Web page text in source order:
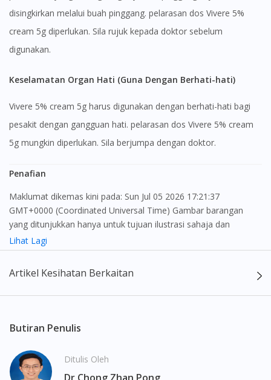
disingkirkan melalui buah pinggang. pelarasan dos Vivere 5%
cream 5g diperlukan. Sila rujuk kepada doktor sebelum
digunakan.
Keselamatan Organ Hati (Guna Dengan Berhati-hati)
Vivere 5% cream 5g harus digunakan dengan berhati-hati bagi
pesakit dengan gangguan hati. pelarasan dos Vivere 5% cream
5g mungkin diperlukan. Sila berjumpa dengan doktor.
Penafian
Maklumat dikemas kini pada: Sun Jul 05 2026 17:21:37
GMT+0000 (Coordinated Universal Time) Gambar barangan
yang ditunjukkan hanya untuk tujuan ilustrasi sahaja dan
mungkin tidak seperti produk yang sebenar
maklumat sahaja, bagi kegunaan para pengamal perubatan dan
bukan bertujuan sebagai rujukan kepada pengguna untuk
seorang pengamal perubatan. Keberkesanan dan kesan
pengguna dengan pengguna yang lain. Kami tidak menyarankan
pengguna untuk membuat diagnosis atau rawatan sendiri.
Pesakit haruslah sentiasa mendapatkan nasihat daripada doktor
Lihat Lagi
Artikel Kesihatan Berkaitan
Butiran Penulis
Ditulis Oleh